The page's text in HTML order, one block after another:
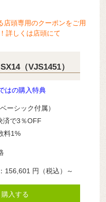
頭専用のクーポンをご用
詳しくは店頭にて
（VJS1451）
はの購入特典
ーシック付属）
済で3％OFF
料1%
156,601 円（税込）～
購入する